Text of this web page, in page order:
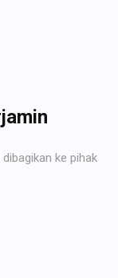
ke pihak